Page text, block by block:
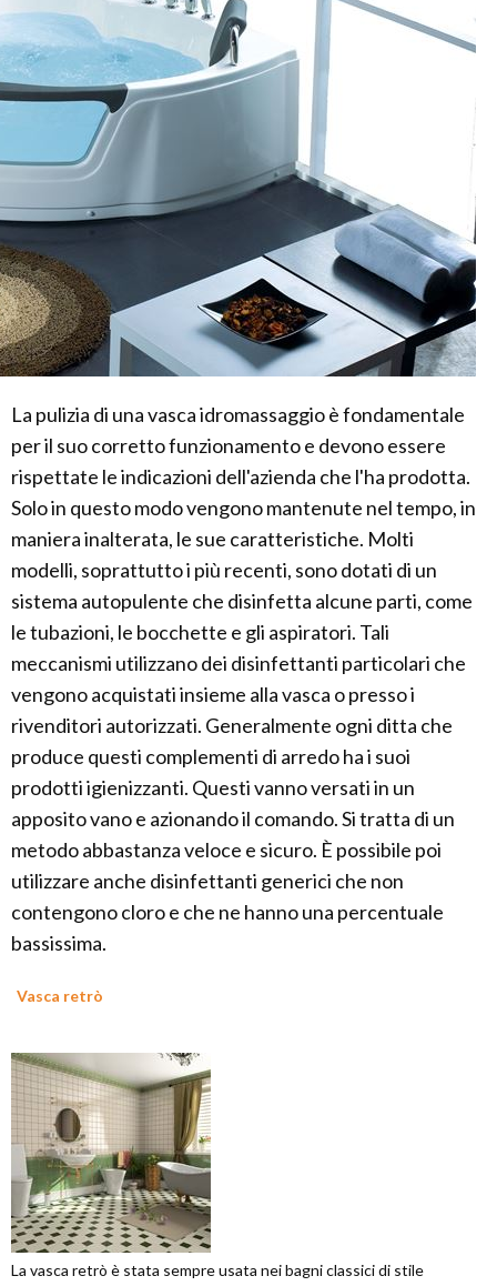
La pulizia di una vasca idromassaggio è fondamentale
per il suo corretto funzionamento e devono essere
rispettate le indicazioni dell'azienda che l'ha prodotta.
Solo in questo modo vengono mantenute nel tempo, in
maniera inalterata, le sue caratteristiche. Molti
modelli, soprattutto i più recenti, sono dotati di un
sistema autopulente che disinfetta alcune parti, come
le tubazioni, le bocchette e gli aspiratori. Tali
meccanismi utilizzano dei disinfettanti particolari che
vengono acquistati insieme alla vasca o presso i
rivenditori autorizzati. Generalmente ogni ditta che
produce questi complementi di arredo ha i suoi
prodotti igienizzanti. Questi vanno versati in un
apposito vano e azionando il comando. Si tratta di un
metodo abbastanza veloce e sicuro. È possibile poi
utilizzare anche disinfettanti generici che non
contengono cloro e che ne hanno una percentuale
bassissima.
Vasca retrò
La vasca retrò è stata sempre usata nei bagni classici di stile